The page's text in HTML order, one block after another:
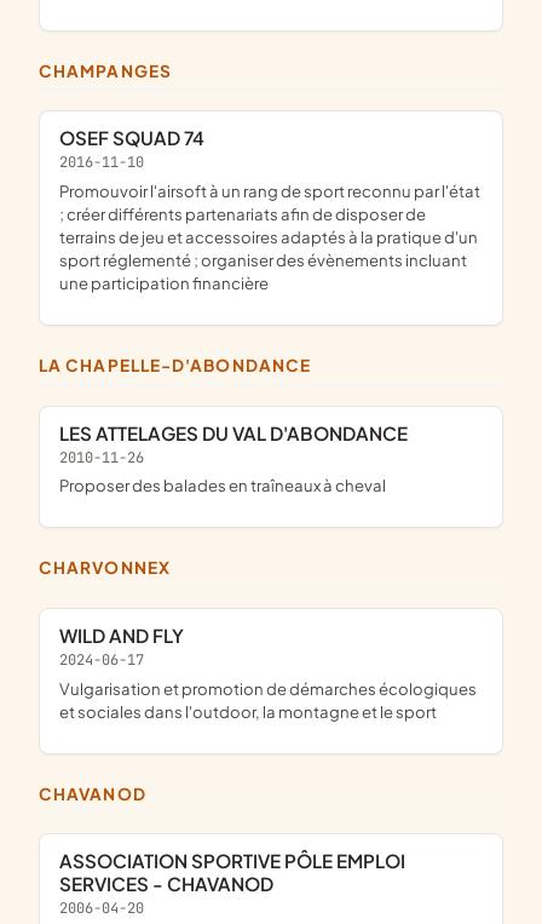
CHAMPANGES
OSEF SQUAD 74
2016-11-10
promouvoir l'airsoft à un rang de sport reconnu par l'état
; créer différents partenariats afin de disposer de
terrains de jeu et accessoires adaptés à la pratique d'un
sport réglementé ; organiser des évènements incluant
une participation financière
LA CHAPELLE-D'ABONDANCE
LES ATTELAGES DU VAL D'ABONDANCE
2010-11-26
proposer des balades en traîneaux à cheval
CHARVONNEX
WILD AND FLY
2024-06-17
vulgarisation et promotion de démarches écologiques
et sociales dans l'outdoor, la montagne et le sport
CHAVANOD
ASSOCIATION SPORTIVE PÔLE EMPLOI
SERVICES - CHAVANOD
2006-04-20